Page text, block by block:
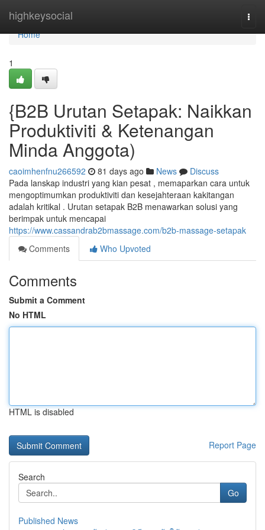
highkeysocial
Home
Home
1
{B2B Urutan Setapak: Naikkan
Produktiviti & Ketenangan
Minda Anggota)
caoimhenfnu266592 81 days ago News
Discuss
Pada lanskap industri yang kian pesat , memaparkan cara untuk
mengoptimumkan produktiviti dan kesejahteraan kakitangan
adalah kritikal . Urutan setapak B2B menawarkan solusi yang
berimpak untuk mencapai
https://www.cassandrab2bmassage.com/b2b-massage-setapak
Comments
Who Upvoted
Comments
Submit a Comment
No HTML
HTML is disabled
Report Page
Search
Go
Published News